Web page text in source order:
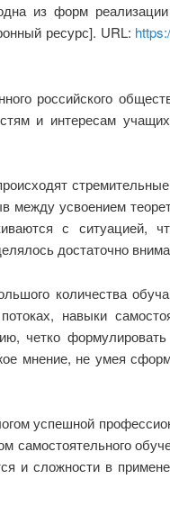
из форм реализации
ресурс]. URL:
российского
и интересам
усвоением
с ситуацией,
достаточно
количества
навыки
четко
мнение, не умея
успешной
самостоятельного
и сложности в